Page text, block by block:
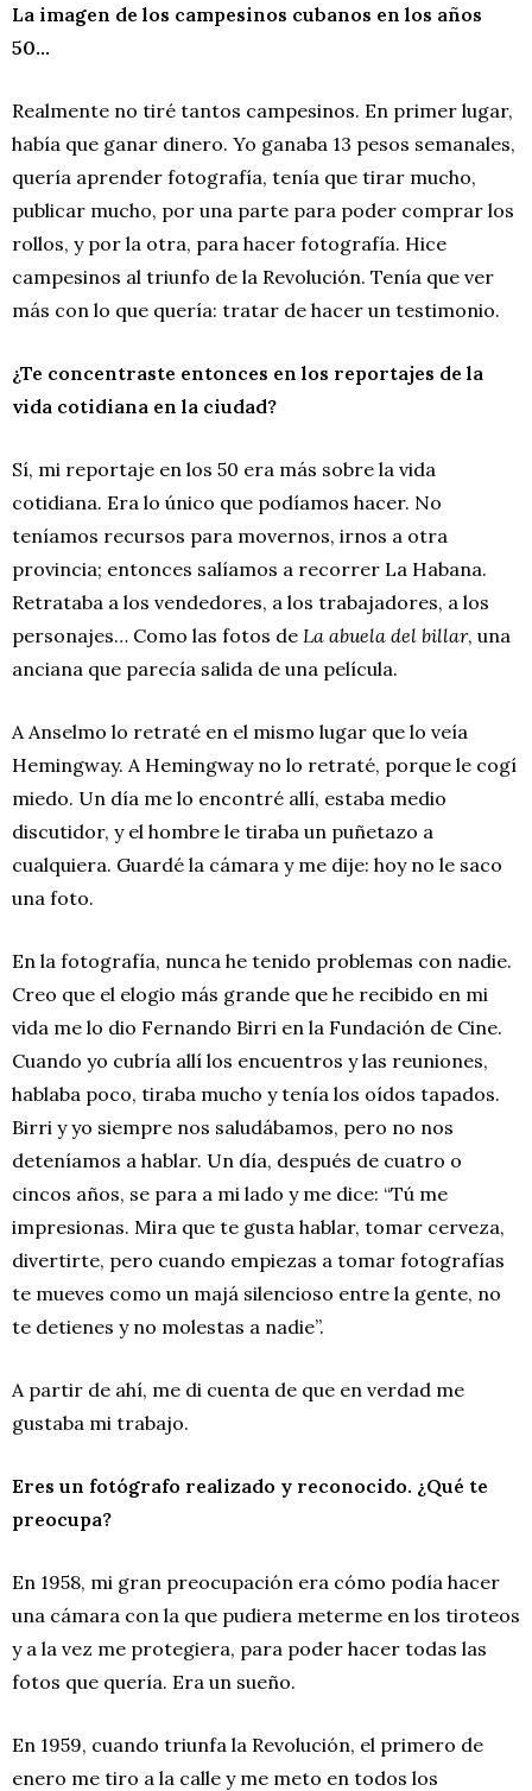
La imagen de los campesinos cubanos en los años
50…
Realmente no tiré tantos campesinos. En primer lugar,
había que ganar dinero. Yo ganaba 13 pesos semanales,
quería aprender fotografía, tenía que tirar mucho,
publicar mucho, por una parte para poder comprar los
rollos, y por la otra, para hacer fotografía. Hice
campesinos al triunfo de la Revolución. Tenía que ver
más con lo que quería: tratar de hacer un testimonio.
¿Te concentraste entonces en los reportajes de la
vida cotidiana en la ciudad?
Sí, mi reportaje en los 50 era más sobre la vida
cotidiana. Era lo único que podíamos hacer. No
teníamos recursos para movernos, irnos a otra
provincia; entonces salíamos a recorrer La Habana.
Retrataba a los vendedores, a los trabajadores, a los
personajes… Como las fotos de La abuela del billar, una
anciana que parecía salida de una película.
A Anselmo lo retraté en el mismo lugar que lo veía
Hemingway. A Hemingway no lo retraté, porque le cogí
miedo. Un día me lo encontré allí, estaba medio
discutidor, y el hombre le tiraba un puñetazo a
cualquiera. Guardé la cámara y me dije: hoy no le saco
una foto.
En la fotografía, nunca he tenido problemas con nadie.
Creo que el elogio más grande que he recibido en mi
vida me lo dio Fernando Birri en la Fundación de Cine.
Cuando yo cubría allí los encuentros y las reuniones,
hablaba poco, tiraba mucho y tenía los oídos tapados.
Birri y yo siempre nos saludábamos, pero no nos
deteníamos a hablar. Un día, después de cuatro o
cincos años, se para a mi lado y me dice: “Tú me
impresionas. Mira que te gusta hablar, tomar cerveza,
divertirte, pero cuando empiezas a tomar fotografías
te mueves como un majá silencioso entre la gente, no
te detienes y no molestas a nadie”.
A partir de ahí, me di cuenta de que en verdad me
gustaba mi trabajo.
Eres un fotógrafo realizado y reconocido. ¿Qué te
preocupa?
En 1958, mi gran preocupación era cómo podía hacer
una cámara con la que pudiera meterme en los tiroteos
y a la vez me protegiera, para poder hacer todas las
fotos que quería. Era un sueño.
En 1959, cuando triunfa la Revolución, el primero de
enero me tiro a la calle y me meto en todos los